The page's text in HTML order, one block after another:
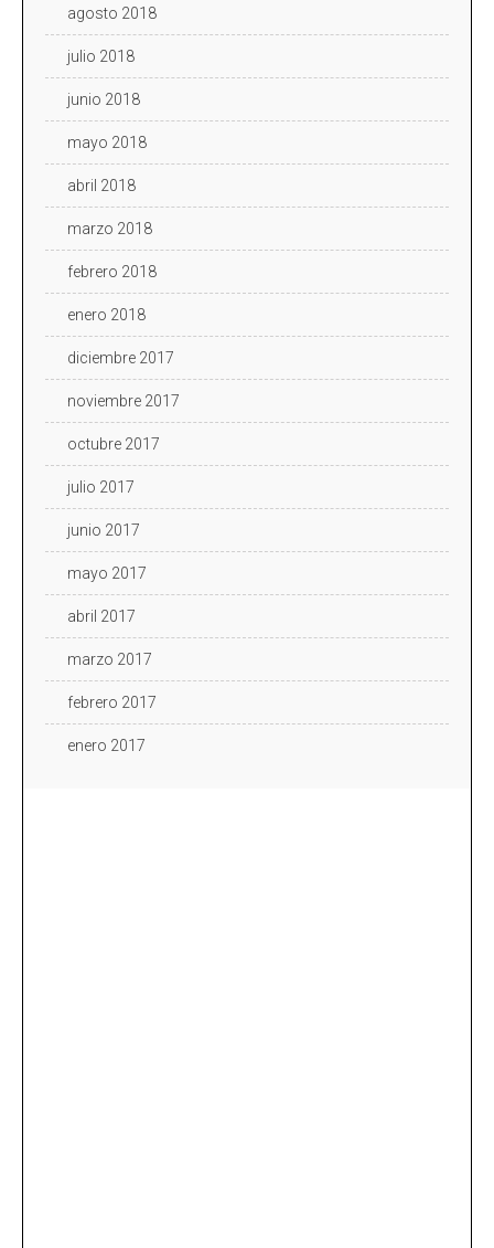
agosto 2018
julio 2018
junio 2018
mayo 2018
abril 2018
marzo 2018
febrero 2018
enero 2018
diciembre 2017
noviembre 2017
octubre 2017
julio 2017
junio 2017
mayo 2017
abril 2017
marzo 2017
febrero 2017
enero 2017